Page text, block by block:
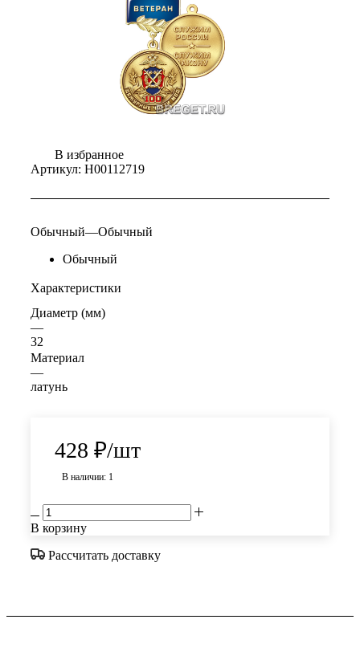
В избранное
Артикул: Н00112719
Обычный—Обычный
Обычный
Характеристики
Диаметр (мм)
—
32
Материал
—
латунь
428 ₽/шт
В наличии: 1
В корзину
Рассчитать доставку